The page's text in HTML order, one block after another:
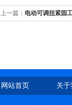
上一篇： 电动可调扭紧固
网站首页 关